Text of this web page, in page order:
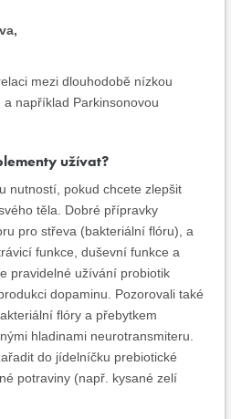
mezi dlouhodobě nízkou
například Parkinsonovou
užívat?
nutností, pokud chcete zlepšit
těla. Dobré přípravky
pro střeva (bakteriální flóru), a
funkce, duševní funkce a
pravidelné užívání probiotik
dopaminu. Pozorovali také
flóry a přebytkem
hladinami neurotransmiteru.
do jídelníčku prebiotické
potraviny (např. kysané zelí